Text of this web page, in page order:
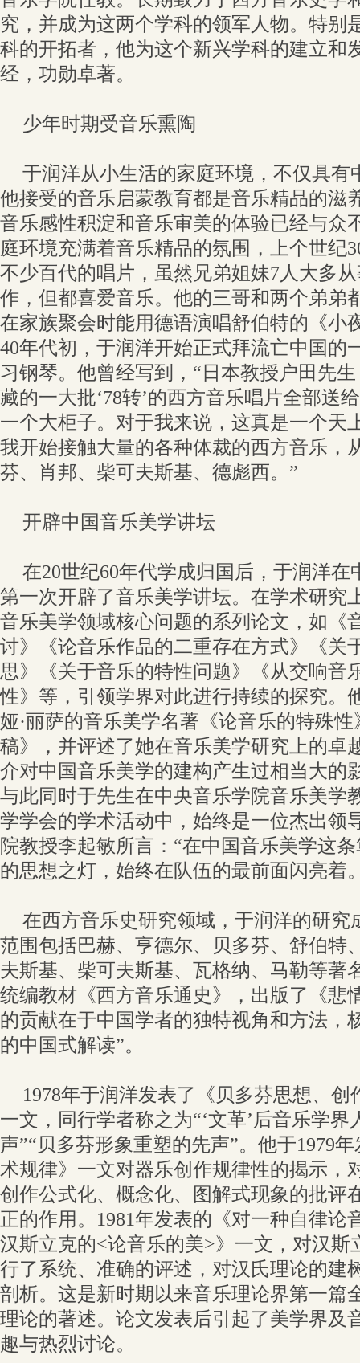
究，并成为这两个学科的领军人物。特别
科的开拓者，他为这个新兴学科的建立和
经，功勋卓著。
少年时期受音乐熏陶
于润洋从小生活的家庭环境，不仅具有
他接受的音乐启蒙教育都是音乐精品的滋
音乐感性积淀和音乐审美的体验已经与众
庭环境充满着音乐精品的氛围，上个世纪
不少百代的唱片，虽然兄弟姐妹7人大多
作，但都喜爱音乐。他的三哥和两个弟弟
在家族聚会时能用德语演唱舒伯特的《
40年代初，于润洋开始正式拜流亡中国的
习钢琴。他曾经写到，“日本教授户田先
藏的一大批‘78转’的西方音乐唱片全部送
一个大柜子。对于我来说，这真是一个天
我开始接触大量的各种体裁的西方音乐，
芬、肖邦、柴可夫斯基、德彪西。”
开辟中国音乐美学讲坛
在20世纪60年代学成归国后，于润洋
第一次开辟了音乐美学讲坛。在学术研究
音乐美学领域核心问题的系列论文，如《
讨》《论音乐作品的二重存在方式》《关
思》《关于音乐的特性问题》《从交响音
性》等，引领学界对此进行持续的探究。
娅·丽萨的音乐美学名著《论音乐的特殊
稿》，并评述了她在音乐美学研究上的卓
介对中国音乐美学的建构产生过相当大的
与此同时于先生在中央音乐学院音乐美学
学学会的学术活动中，始终是一位杰出领
院教授李起敏所言：“在中国音乐美学这
的思想之灯，始终在队伍的最前面闪亮着
在西方音乐史研究领域，于润洋的研究
范围包括巴赫、亨德尔、贝多芬、舒伯特
夫斯基、柴可夫斯基、瓦格纳、马勒等著
统编教材《西方音乐通史》，出版了《悲
的贡献在于中国学者的独特视角和方法，
的中国式解读”。
1978年于润洋发表了《贝多芬思想、
一文，同行学者称之为“‘文革’后音乐学
声”“贝多芬形象重塑的先声”。他于1979
术规律》一文对器乐创作规律性的揭示，
创作公式化、概念化、图解式现象的批评
正的作用。1981年发表的《对一种自律
汉斯立克的<论音乐的美>》一文，对汉斯
行了系统、准确的评述，对汉氏理论的建
剖析。这是新时期以来音乐理论界第一篇
理论的著述。论文发表后引起了美学界及
趣与热烈讨论。